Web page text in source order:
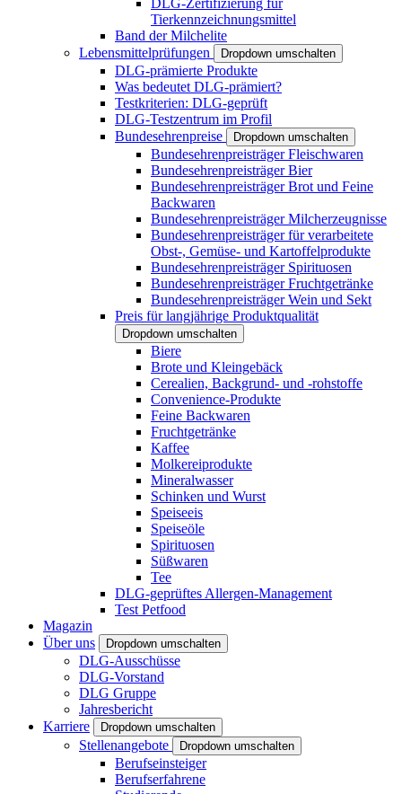
DLG-Zertifizierung für
Tierkennzeichnungsmittel
Band der Milchelite
Lebensmittelprüfungen
Dropdown umschalten
DLG-prämierte Produkte
Was bedeutet DLG-prämiert?
Testkriterien: DLG-geprüft
DLG-Testzentrum im Profil
Bundesehrenpreise
Dropdown umschalten
Bundesehrenpreisträger Fleischwaren
Bundesehrenpreisträger Bier
Bundesehrenpreisträger Brot und Feine
Backwaren
Bundesehrenpreisträger Milcherzeugnisse
Bundesehrenpreisträger für verarbeitete
Obst-, Gemüse- und Kartoffelprodukte
Bundesehrenpreisträger Spirituosen
Bundesehrenpreisträger Fruchtgetränke
Bundesehrenpreisträger Wein und Sekt
Preis für langjährige Produktqualität
Dropdown umschalten
Biere
Brote und Kleingebäck
Cerealien, Backgrund- und -rohstoffe
Convenience-Produkte
Feine Backwaren
Fruchtgetränke
Kaffee
Molkereiprodukte
Mineralwasser
Schinken und Wurst
Speiseeis
Speiseöle
Spirituosen
Süßwaren
Tee
DLG-geprüftes Allergen-Management
Test Petfood
Magazin
Über uns
Dropdown umschalten
DLG-Ausschüsse
DLG-Vorstand
DLG Gruppe
Jahresbericht
Karriere
Dropdown umschalten
Stellenangebote Dropdown umschalten
Berufseinsteiger
Berufserfahrene